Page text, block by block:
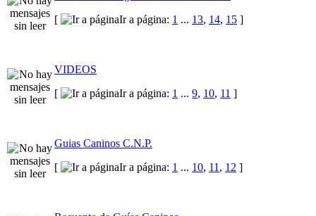
[
Ir a página: 1 ... 13, 14, 15 ]
VIDEOS
[
Ir a página: 1 ... 9, 10, 11 ]
Guias Caninos C.N.P.
[
Ir a página: 1 ... 10, 11 , 12 ]